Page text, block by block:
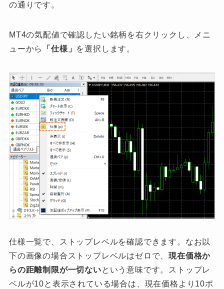
の通りです。
MT4の気配値で確認したい銘柄を右クリックし、メニ
ューから
「仕様」 を選択します。
仕様一覧で、ストップレベルを確認できます。なお以
下の画像の場合ストップレベルはゼロで、現在価格か
らの距離制限が一切ないという意味です。ストップレ
ベルが10と表示されている場合は、現在価格より10ポ